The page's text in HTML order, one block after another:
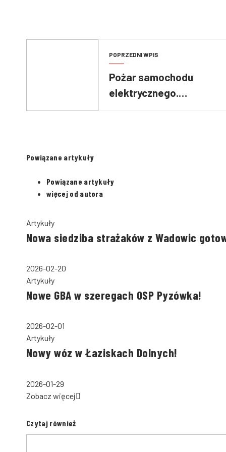
POPRZEDNI WPIS
Pożar samochodu
elektrycznego.
Powiązane artykuły
Powiązane artykuły
więcej od autora
Artykuły
Nowa siedziba strażaków z Wadowic
2026-02-20
Artykuły
Nowe GBA w szeregach OSP Pyzówka!
2026-02-01
Artykuły
Nowy wóz w Łaziskach Dolnych!
2026-01-29
Zobacz więcej
Czytaj również